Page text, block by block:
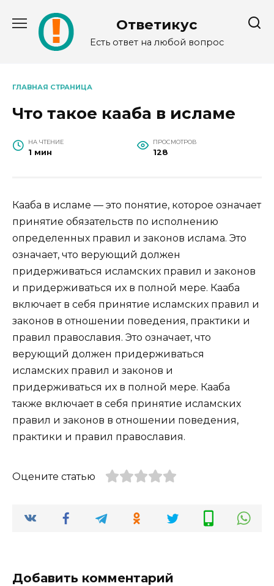
содержанию
Ответикус
Есть ответ на любой вопрос
ГЛАВНАЯ СТРАНИЦА
Что такое кааба в исламе
НА ЧТЕНИЕ
1 мин
ПРОСМОТРОВ
128
Кааба в исламе — это понятие, которое означает
принятие обязательств по исполнению
определенных правил и законов ислама. Это
означает, что верующий должен
придерживаться исламских правил и законов
и придерживаться их в полной мере. Кааба
включает в себя принятие исламских правил и
законов в отношении поведения, практики и
правил православия. Это означает, что
верующий должен придерживаться
исламских правил и законов и
придерживаться их в полной мере. Кааба
также включает в себя принятие исламских
правил и законов в отношении поведения,
практики и правил православия.
Оцените статью
Добавить комментарий